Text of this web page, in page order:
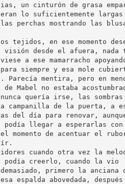
un cinturón de grasa
lo suficientemente largas
perchas mostrando las
tejidos, en ese momento
desde el afuera, nada
a ese mamarracho
siempre y esa mole
mentira, pero en
no estaba
quería irse, las
campanilla de la puerta, a
del día para renovar,
llegar a esperarlas con
momento de acentuar el
cuando otra vez la
podía creerlo, cuando la vio
primero la anciana
espalda abovedada, después